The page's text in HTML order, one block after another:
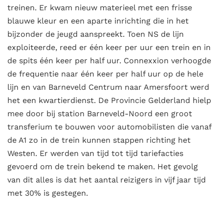
treinen. Er kwam nieuw materieel met een frisse
blauwe kleur en een aparte inrichting die in het
bijzonder de jeugd aanspreekt. Toen NS de lijn
exploiteerde, reed er één keer per uur een trein en in
de spits één keer per half uur. Connexxion verhoogde
de frequentie naar één keer per half uur op de hele
lijn en van Barneveld Centrum naar Amersfoort werd
het een kwartierdienst. De Provincie Gelderland hielp
mee door bij station Barneveld-Noord een groot
transferium te bouwen voor automobilisten die vanaf
de A1 zo in de trein kunnen stappen richting het
Westen. Er werden van tijd tot tijd tariefacties
gevoerd om de trein bekend te maken. Het gevolg
van dit alles is dat het aantal reizigers in vijf jaar tijd
met 30% is gestegen.